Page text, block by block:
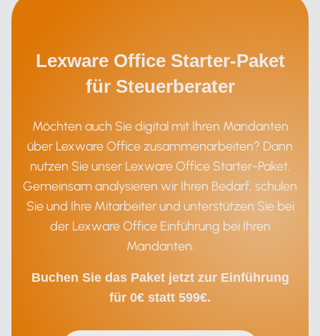
Lexware Office Starter-Paket
für Steuerberater
Möchten auch Sie digital mit Ihren Mandanten
über Lexware Office zusammenarbeiten? Dann
nutzen Sie unser Lexware Office Starter-Paket.
Gemeinsam analysieren wir Ihren Bedarf, schulen
Sie und Ihre Mitarbeiter und unterstützen Sie bei
der Lexware Office Einführung bei Ihren
Mandanten.
Buchen Sie das Paket jetzt zur Einführung
für 0€ statt 599€.